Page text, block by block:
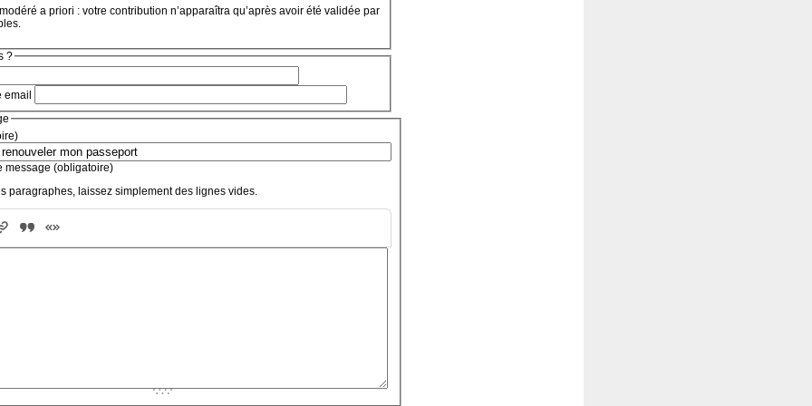
a priori : votre contribution n’apparaîtra qu’après avoir été validée par
?
email
message (obligatoire)
paragraphes, laissez simplement des lignes vides.